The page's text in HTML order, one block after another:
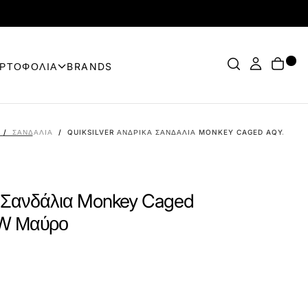
BRANDS
/ ΣΑΝΔΆΛΙΑ / QUIKSILVER ΑΝΔΡΙΚΆ ΣΑΝΔΆΛΙΑ MONKEY CAGED
Monkey Caged
Μαύρο